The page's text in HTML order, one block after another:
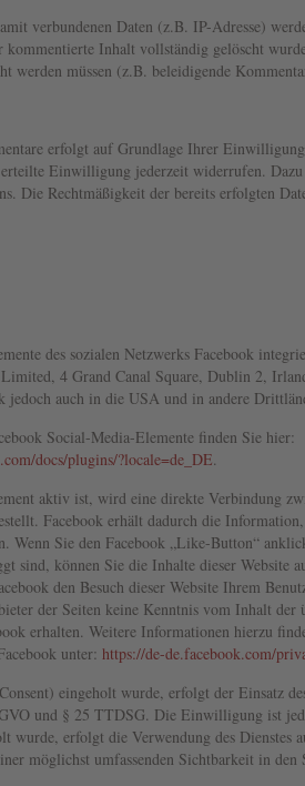
verbundenen Daten (z.B. IP-Adresse)
kommentierte Inhalt vollständig gelöscht
werden müssen (z.B. beleidigende
erfolgt auf Grundlage Ihrer
Einwilligung jederzeit widerrufen.
Die Rechtmäßigkeit der bereits erfolgten
des sozialen Netzwerks Facebook
4 Grand Canal Square, Dublin 2,
jedoch auch in die USA und in andere
Social-Media-Elemente finden Sie hier:
docs/plugins/?locale=de_DE.
aktiv ist, wird eine direkte Verbindung
Facebook erhält dadurch die
Wenn Sie den Facebook „Like-Button“
sind, können Sie die Inhalte dieser Website
den Besuch dieser Website Ihrem
der Seiten keine Kenntnis vom Inhalt der
erhalten. Weitere Informationen hierzu
unter: https://de-de.facebook.com/
eingeholt wurde, erfolgt der Einsatz
und § 25 TTDSG. Die Einwilligung ist
wurde, erfolgt die Verwendung des Dienstes
möglichst umfassenden Sichtbarkeit in